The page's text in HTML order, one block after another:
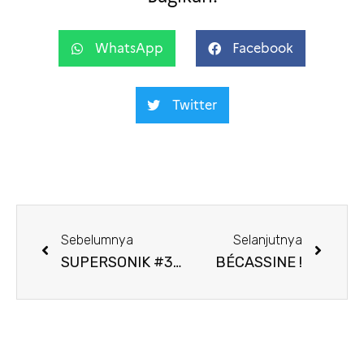
WhatsApp Facebook
Twitter
Sebelumnya
SUPERSONIK #37: KEDUBES BEKASI – LAKON KLAKSON
Selanjutnya
BÉCASSINE !